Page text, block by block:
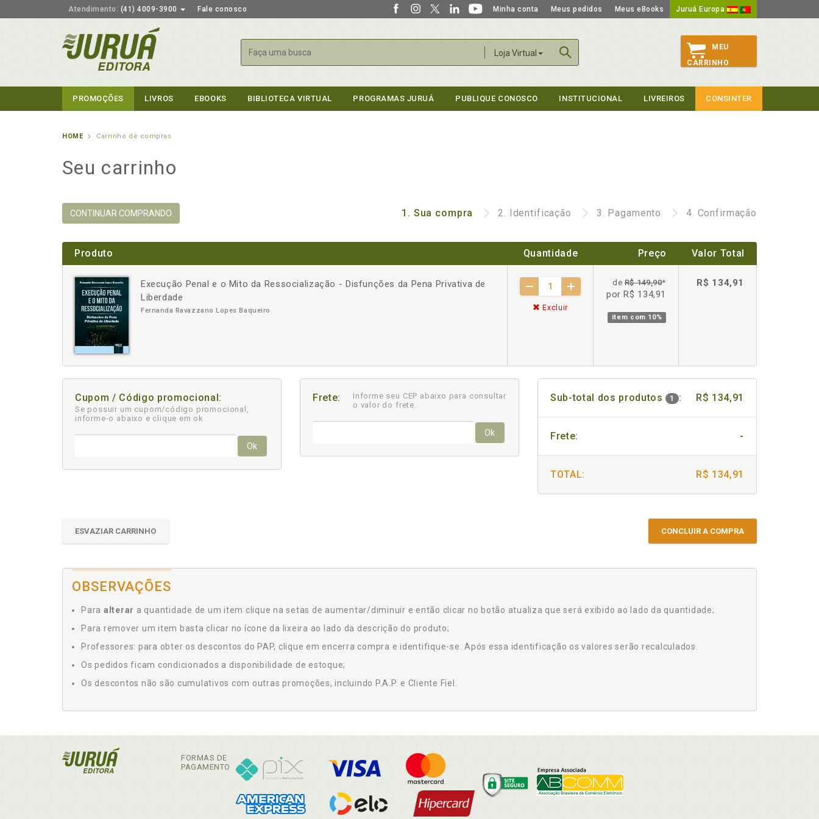
Atendimento: (41) 4009-3900 Fale conosco Minha conta Meus pedidos Meus eBooks Juruá Europa
Loja Virtual
Buscar
MEU
CARRINHO
PROMOÇÕES LIVROS EBOOKS BIBLIOTECA VIRTUAL PROGRAMAS JURUÁ PUBLIQUE CONOSCO INSTITUCIONAL LIVREIROS CONSINTER
HOME Carrinho de compras
Seu carrinho
CONTINUAR COMPRANDO 1. Sua compra 2. Identificação 3. Pagamento 4. Confirmação
Produto Quantidade Preço Valor Total
Execução Penal e o Mito da Ressocialização - Disfunções da Pena Privativa de
Liberdade
Fernanda Ravazzano Lopes Baqueiro
- +
Excluir
deR$ 149,90*
por R$ 134,91
item com 10%
R$ 134,91
Cupom / Código promocional:
Se possuir um cupom/código promocional,
informe-o abaixo e clique em ok
Ok
Frete:
Informe seu CEP abaixo para consultar
o valor do frete.
Ok
Sub-total dos produtos 1 : R$ 134,91
Frete: -
TOTAL: R$ 134,91
ESVAZIAR CARRINHO CONCLUIR A COMPRA
OBSERVAÇÕES
Para alterar a quantidade de um item clique na setas de aumentar/diminuir e então clicar no botão atualiza que será exibido ao lado da quantidade;
Para remover um item basta clicar no ícone da lixeira ao lado da descrição do produto;
Professores: para obter os descontos do PAP, clique em encerra compra e identifique-se. Após essa identificação os valores serão recalculados.
Os pedidos ficam condicionados a disponibilidade de estoque;
Os descontos não são cumulativos com outras promoções, incluindo P.A.P. e Cliente Fiel.
FORMAS DE
PAGAMENTO